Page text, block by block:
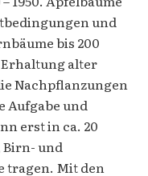
und
bis 200
alter
Nachpflanzungen
Aufgabe und
erst in ca. 20
Birn- und
tragen. Mit den